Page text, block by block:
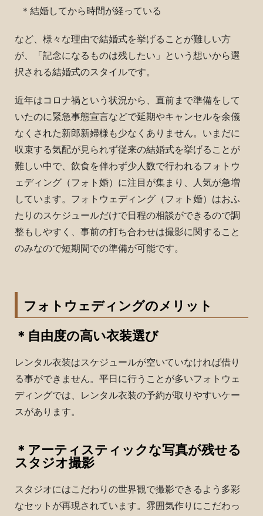
＊結婚してから時間が経っている
など、様々な理由で結婚式を挙げることが難しい方
が、「記念になるものは残したい」という想いから選
択される結婚式のスタイルです。
近年はコロナ禍という状況から、直前まで準備をして
いたのに緊急事態宣言などで延期やキャンセルを余儀
なくされた新郎新婦様も少なくありません。いまだに
収束する気配が見られず従来の結婚式を挙げることが
難しい中で、飲食を伴わず少人数で行われるフォトウ
ェディング（フォト婚）に注目が集まり、人気が急増
しています。 フォトウェディング（フォト婚）はおふ
たりのスケジュールだけで日程の相談ができるので調
整もしやすく、事前の打ち合わせは撮影に関すること
のみなので短期間での準備が可能です。
フォトウェディングのメリット
＊自由度の高い衣装選び
レンタル衣装はスケジュールが空いていなければ借り
る事ができま せん。 平日に行うことが多いフォトウェ
ディングでは、レンタル衣装の予約が取りやすいケー
スがあります。
＊アーティスティックな写真が残せる
スタジオ撮影
スタジオにはこだわりの世界観で撮影できるよう多彩
なセットが再現されています。雰囲気作りにこだわっ